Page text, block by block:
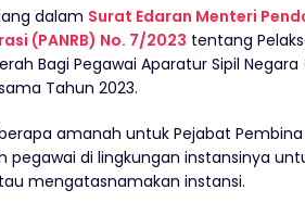
dalam Surat Edaran Menteri
(PANRB) No. 7/2023 tentang
Bagi Pegawai Aparatur Sipil
Tahun 2023.
amanah untuk Pejabat Pembina
pegawai di lingkungan instansinya
mengatasnamakan instansi.